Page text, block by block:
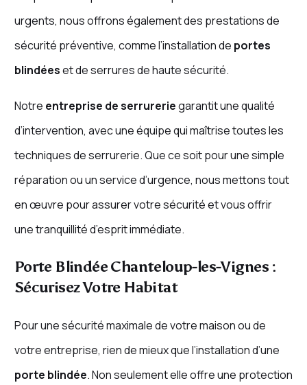
urgents, nous offrons également des prestations de
sécurité préventive, comme l’installation de portes
blindéeset de serrures de haute sécurité.
Notre entreprise de serrureriegarantit une qualité
d’intervention, avec une équipe qui maîtrise toutes les
techniques de serrurerie. Que ce soit pour une simple
réparation ou un service d’urgence, nous mettons tout
en œuvre pour assurer votre sécurité et vous offrir
une tranquillité d’esprit immédiate.
Porte Blindée Chanteloup-les-Vignes :
Sécurisez Votre Habitat
Pour une sécurité maximale de votre maison ou de
votre entreprise, rien de mieux que l’installation d’une
porte blindée. Non seulement elle offre une protection